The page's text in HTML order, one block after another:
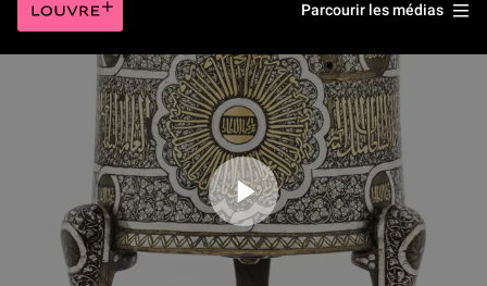
Parcourir les médias
Jouer la vidéo Présentation de l'exposition « Mamlouks 1250-1517 »